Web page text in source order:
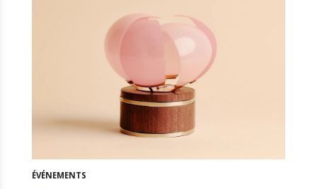
ÉVÉNEMENTS